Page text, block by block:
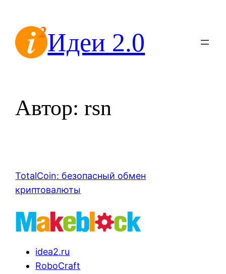
содержимомуИдеи 2.0
Автор:rsn
TotalCoin: безопасный обмен
криптовалюты
idea2.ru
RoboCraft